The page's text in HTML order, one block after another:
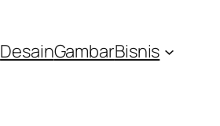
DesainGambarBisnis